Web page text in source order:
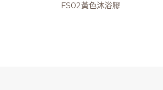
FS02黃色沐浴膠